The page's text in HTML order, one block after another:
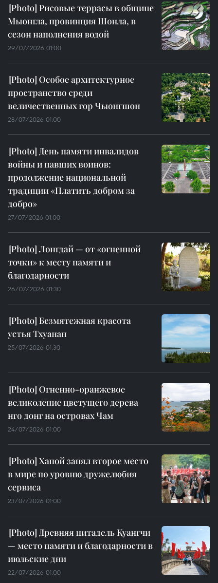
Рисовые террасы в общине
Мыонгла, провинция Шонла, в
сезон наполнения водой
29/07/2026 01:00
Особое архитектурное
пространство среди
величественных гор Чыонгшон
28/07/2026 01:00
День памяти инвалидов
войны и павших воинов:
продолжение национальной
традиции «Платить добром за
добро»
27/07/2026 01:00
Лонгдай — от «огненной
точки» к месту памяти и
благодарности
26/07/2026 01:30
Безмятежная красота
устья Тхуанан
25/07/2026 01:30
Огненно-оранжевое
великолепие цветущего дерева
нго донг на островах Чам
24/07/2026 01:00
Ханой занял второе место
в мире по уровню дружелюбия
сервиса
23/07/2026 01:00
Древняя цитадель Куангчи
— место памяти и благодарности в
июльские дни
22/07/2026 01:00